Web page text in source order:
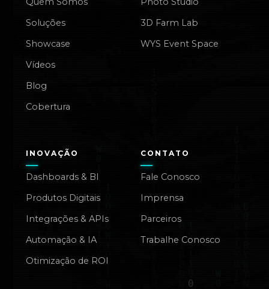
Soluções
Showcase
Vídeos
Blog
Cobertura
3D Farm Lab
WYS Event Space
INOVAÇÃO
Dashboards & BI
Produtos Digitais
Integrações & APIs
Automação & IA
Otimização de ROI
CONTATO
Fale Conosco
Imprensa
Parceiros
Trabalhe Conosco